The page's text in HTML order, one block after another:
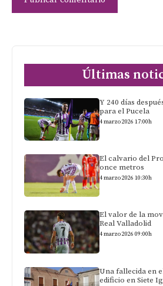
Últimas
Y 240 días
para el Pucela
4 marzo 2026 17:00h
El calvario del
once metros
4 marzo 2026 10:30h
El valor de la
Real Valladolid
4 marzo 2026 09:00h
Una fallecida en
edificio en Siete